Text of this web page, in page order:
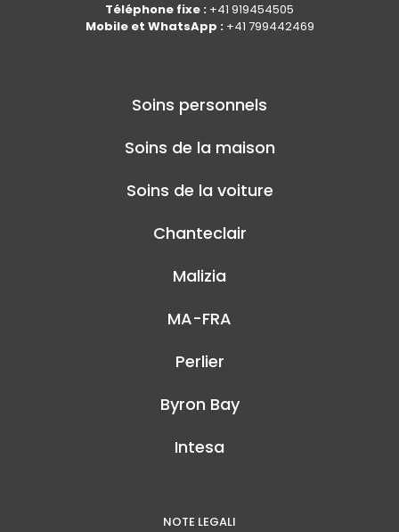
Téléphone fixe : +41 919454505
Mobile et WhatsApp : +41 799442469
Soins personnels
Soins de la maison
Soins de la voiture
Chanteclair
Malizia
MA-FRA
Perlier
Byron Bay
Intesa
NOTE LEGALI